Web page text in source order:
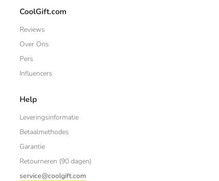
CoolGift.com
Reviews
Over Ons
Pers
Influencers
Help
Leveringsinformatie
Betaalmethodes
Garantie
Retourneren (90 dagen)
service@coolgift.com